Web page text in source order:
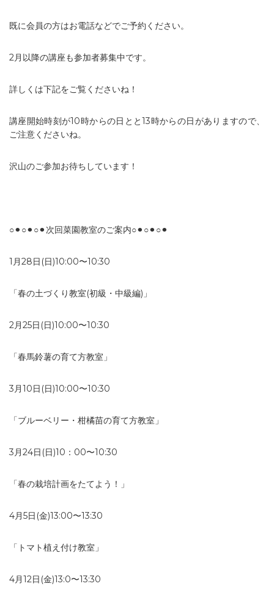
既に会員の方はお電話などでご予約ください。
2月以降の講座も参加者募集中です。
詳しくは下記をご覧くださいね！
講座開始時刻が10時からの日とと13時からの日がありますので、
ご注意くださいね。
沢山のご参加お待ちしています！
○⚫︎○⚫︎○⚫︎次回菜園教室のご案内○⚫︎○⚫︎○⚫︎
1月28日(日)10:00〜10:30
「春の土づくり教室(初級・中級編)」
2月25日(日)10:00〜10:30
「春馬鈴薯の育て方教室」
3月10日(日)10:00〜10:30
「ブルーベリー・柑橘苗の育て方教室」
3月24日(日)10：00〜10:30
「春の栽培計画をたてよう！」
4月5日(金)13:00〜13:30
「トマト植え付け教室」
4月12日(金)13:0〜13:30